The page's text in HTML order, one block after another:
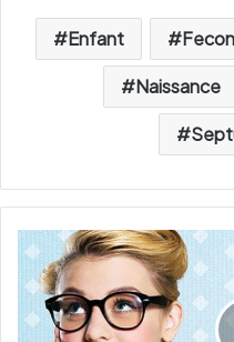
Enfant
Naissance